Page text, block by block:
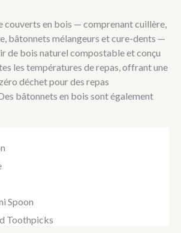
couverts en bois — comprenant cuillère,
bâtonnets mélangeurs et cure-dents —
de bois naturel compostable et conçu
les températures de repas, offrant une
déchet pour des repas
bâtonnets en bois sont également
Spoon
Toothpicks